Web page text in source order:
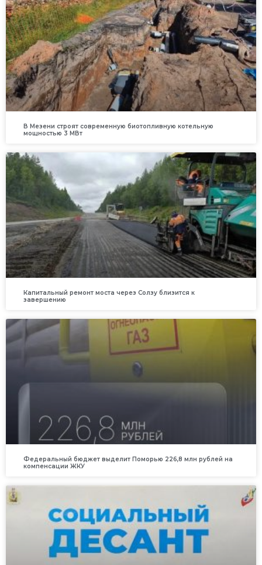
В Мезени строят современную биотопливную котельную
мощностью 3 МВт
Капитальный ремонт моста через Солзу близится к
завершению
Федеральный бюджет выделит Поморью 226,8 млн рублей на
компенсации ЖКУ